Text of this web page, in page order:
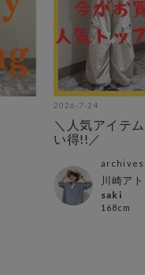
2026-7-24
＼人気アイテ
い得!!／
archives
川崎ア
saki
168cm